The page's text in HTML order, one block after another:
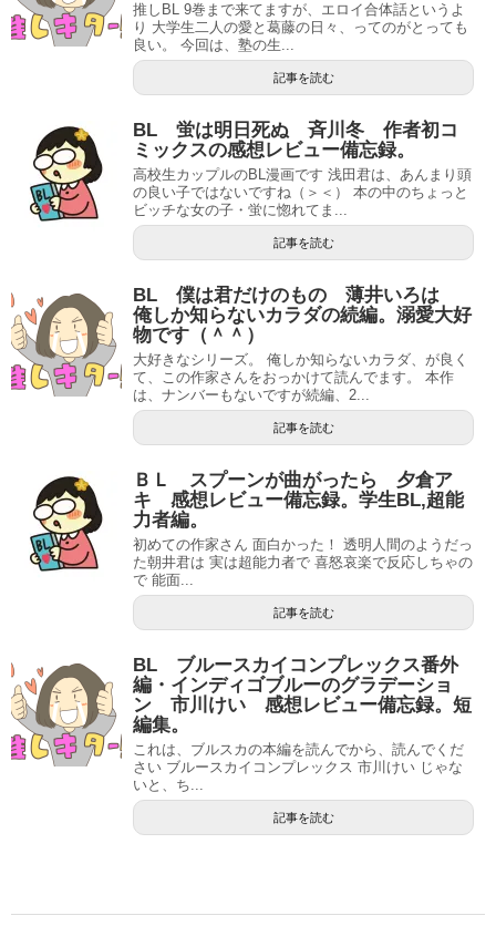
推しBL 9巻まで来てますが、エロイ合体話というよ
り 大学生二人の愛と葛藤の日々、ってのがとっても
良い。 今回は、塾の生...
記事を読む
BL 蛍は明日死ぬ 斉川冬 作者初コ
ミックスの感想レビュー備忘録。
高校生カップルのBL漫画です 浅田君は、あんまり頭
の良い子ではないですね（＞＜） 本の中のちょっと
ビッチな女の子・蛍に惚れてま...
記事を読む
BL 僕は君だけのもの 薄井いろは
俺しか知らないカラダの続編。溺愛大好
物です（＾＾）
大好きなシリーズ。 俺しか知らないカラダ、が良く
て、この作家さんをおっかけて読んでます。 本作
は、ナンバーもないですが続編、2...
記事を読む
ＢＬ スプーンが曲がったら 夕倉ア
キ 感想レビュー備忘録。学生BL,超能
力者編。
初めての作家さん 面白かった！ 透明人間のようだっ
た朝井君は 実は超能力者で 喜怒哀楽で反応しちゃの
で 能面...
記事を読む
BL ブルースカイコンプレックス番外
編・インディゴブルーのグラデーショ
ン 市川けい 感想レビュー備忘録。短
編集。
これは、ブルスカの本編を読んでから、読んでくだ
さい ブルースカイコンプレックス 市川けい じゃな
いと、ち...
記事を読む